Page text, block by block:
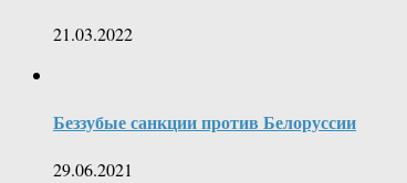
21.03.2022
Беззубые санкции против Белоруссии
29.06.2021